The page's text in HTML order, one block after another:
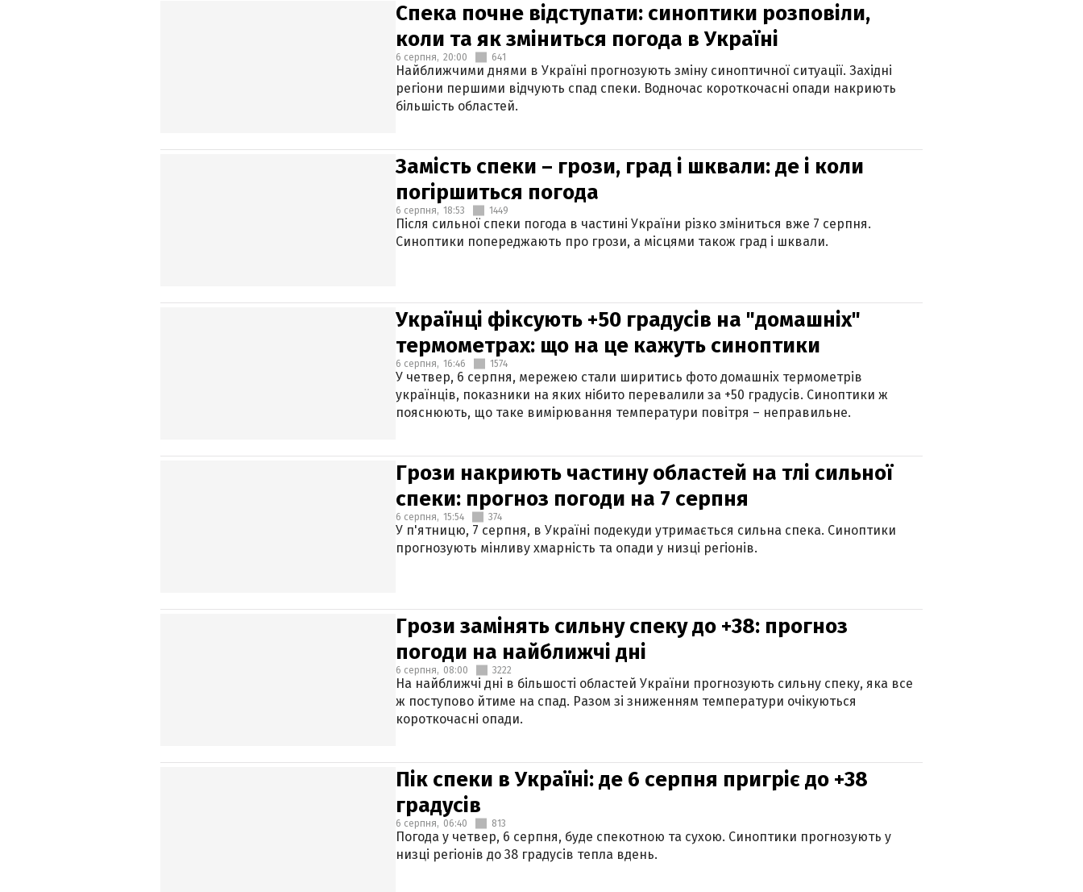
Спека почне відступати: синоптики розповіли,
коли та як зміниться погода в Україні
6 серпня, 20:00 641
Найближчими днями в Україні прогнозують зміну синоптичної ситуації. Західні
регіони першими відчують спад спеки. Водночас короткочасні опади накриють
більшість областей.
Замість спеки – грози, град і шквали: де і коли
погіршиться погода
6 серпня, 18:53 1449
Після сильної спеки погода в частині України різко зміниться вже 7 серпня.
Синоптики попереджають про грози, а місцями також град і шквали.
Українці фіксують +50 градусів на "домашніх"
термометрах: що на це кажуть синоптики
6 серпня, 16:46 1574
У четвер, 6 серпня, мережею стали ширитись фото домашніх термометрів
українців, показники на яких нібито перевалили за +50 градусів. Синоптики ж
пояснюють, що таке вимірювання температури повітря – неправильне.
Грози накриють частину областей на тлі сильної
спеки: прогноз погоди на 7 серпня
6 серпня, 15:54 374
У п'ятницю, 7 серпня, в Україні подекуди утримається сильна спека. Синоптики
прогнозують мінливу хмарність та опади у низці регіонів.
Грози замінять сильну спеку до +38: прогноз
погоди на найближчі дні
6 серпня, 08:00 3222
На найближчі дні в більшості областей України прогнозують сильну спеку, яка все
ж поступово йтиме на спад. Разом зі зниженням температури очікуються
короткочасні опади.
Пік спеки в Україні: де 6 серпня пригріє до +38
градусів
6 серпня, 06:40 813
Погода у четвер, 6 серпня, буде спекотною та сухою. Синоптики прогнозують у
низці регіонів до 38 градусів тепла вдень.